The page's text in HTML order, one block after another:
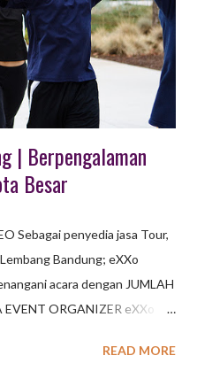
harian atau mingguan,
di kantor. Namun untuk
atau dengan peserta dari
dengan konsep outing. Hal ini
| Berpengalaman
Besar
Sebagai penyedia jasa Tour,
Bandung; eXXo
acara dengan JUMLAH
EVENT ORGANIZER eXXo
kota beberapa kota besar
READ MORE